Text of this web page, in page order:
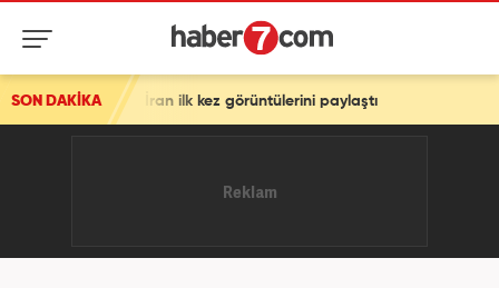
SON DAKİKA
ilk kez görüntülerini paylaştı